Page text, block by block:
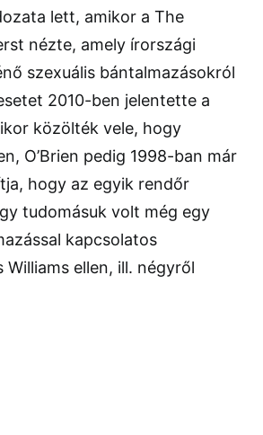
lett, amikor a The
nézte, amely írországi
szexuális bántalmazásokról
2010-ben jelentette a
közölték vele, hogy
O’Brien pedig 1998-ban már
hogy az egyik rendőr
tudomásuk volt még egy
kapcsolatos
ellen, ill. négyről